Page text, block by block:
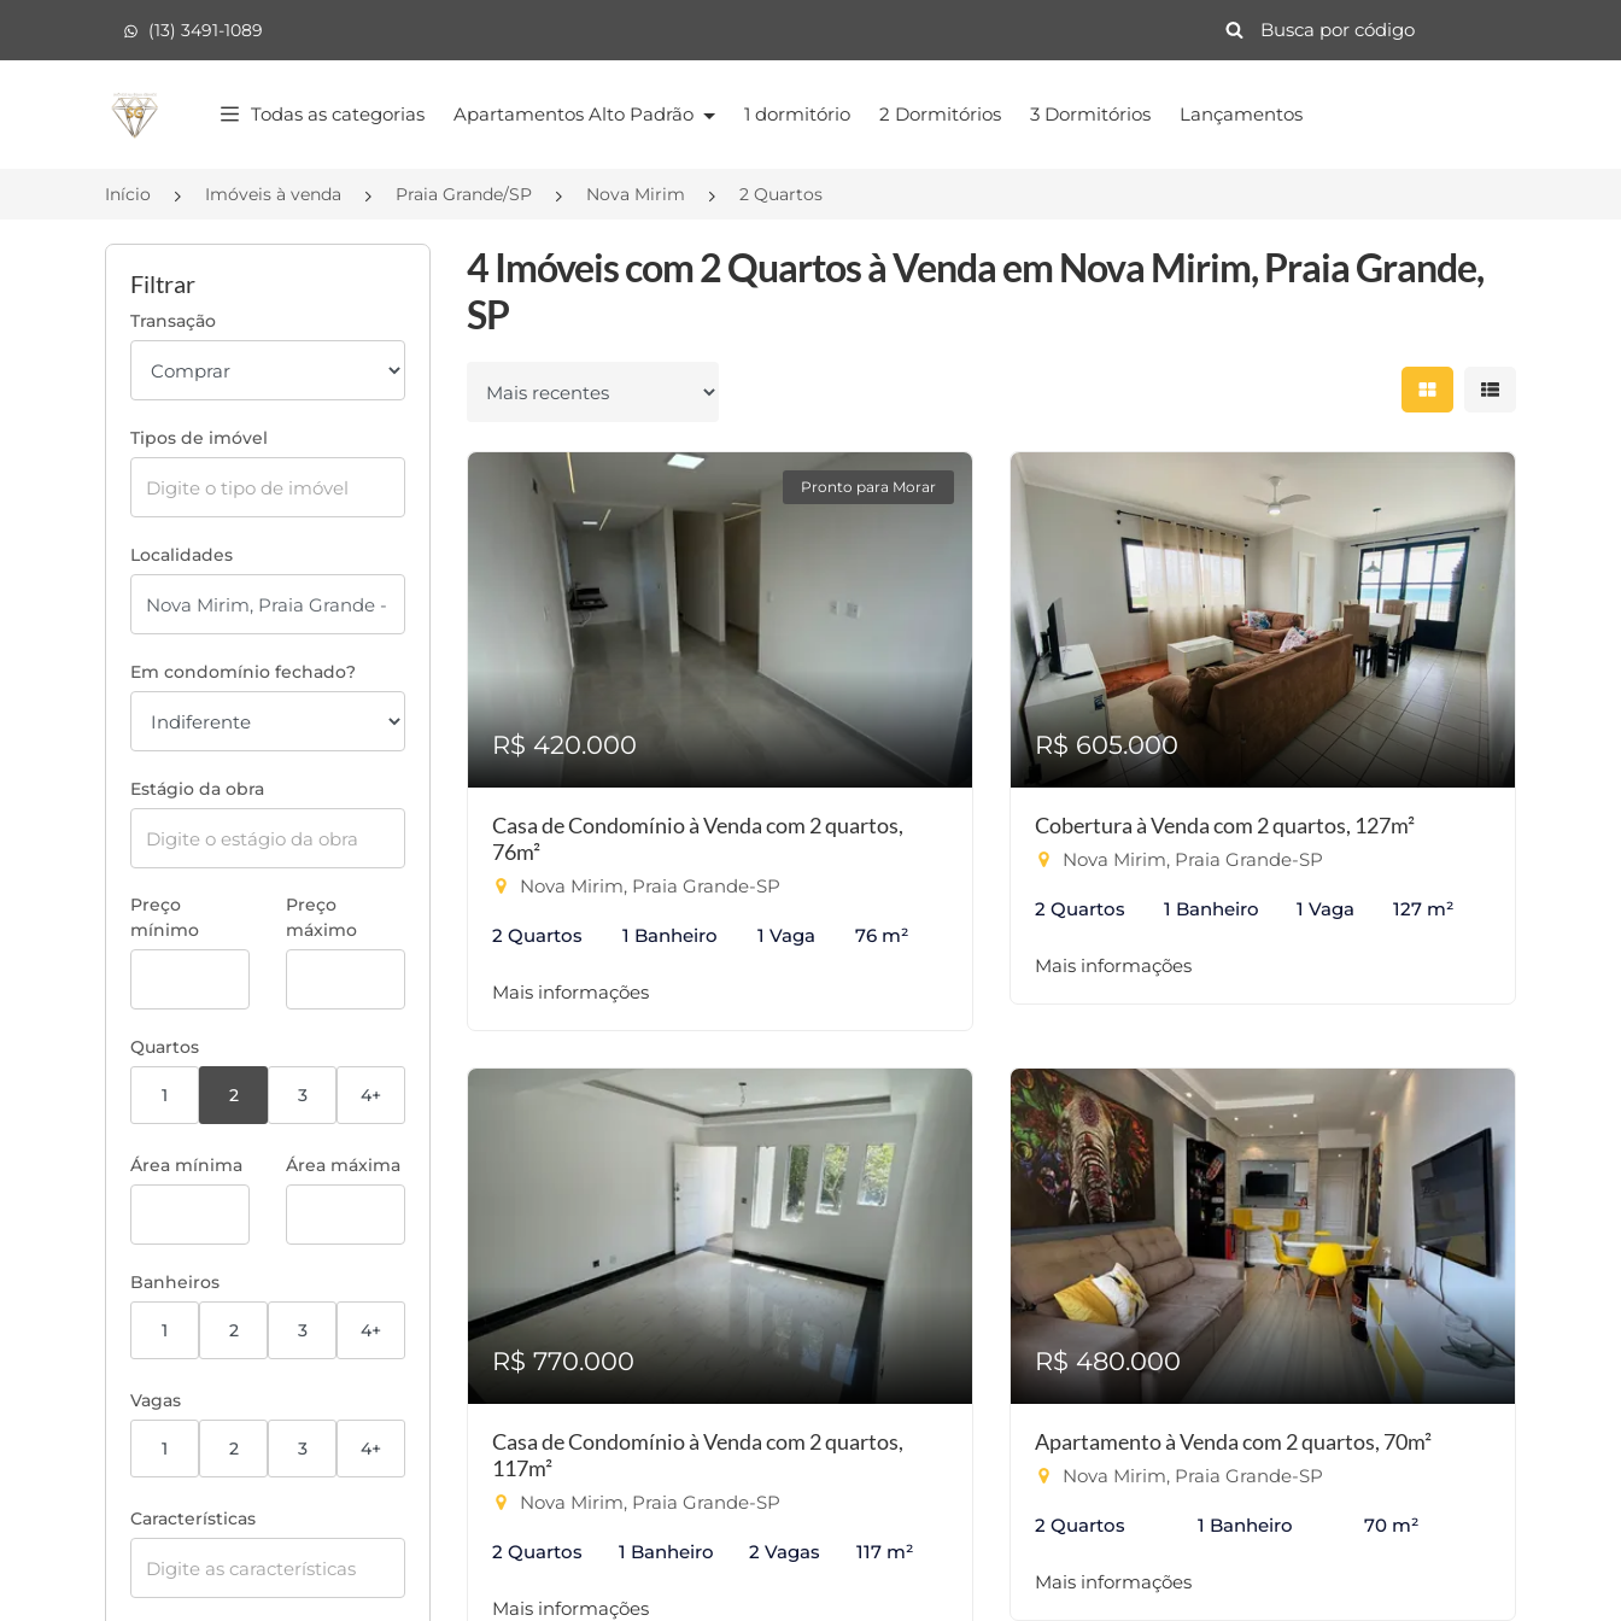
(13) 3491-1089
Página inicial
Todas as categorias Apartamentos Alto Padrão 1 dormitório 2 Dormitórios 3 Dormitórios Lançamentos
Início Imóveis à venda Praia Grande/SP Nova Mirim 2 Quartos
Filtrar
Transação
Tipos de imóvel
Localidades
Em condomínio fechado?
Estágio da obra
Preço
mínimo
Preço
máximo
Quartos
1 2 3 4+
Área mínima Área máxima
Banheiros
1 2 3 4+
Vagas
1 2 3 4+
Características
4 Imóveis com 2 Quartos à Venda em Nova Mirim, Praia Grande,
SP
Ordenar por Mostrar resultados
Mostrar
Pronto para Morar
R$ 420.000
Casa de Condomínio à Venda com 2 quartos,
76m²
Nova Mirim, Praia Grande-SP
2 Quartos 1 Banheiro 1 Vaga 76 m²
Mais informações
R$ 605.000
Cobertura à Venda com 2 quartos, 127m²
Nova Mirim, Praia Grande-SP
2 Quartos 1 Banheiro 1 Vaga 127 m²
Mais informações
R$ 770.000
Casa de Condomínio à Venda com 2 quartos,
117m²
Nova Mirim, Praia Grande-SP
2 Quartos 1 Banheiro 2 Vagas 117 m²
Mais informações
R$ 480.000
Apartamento à Venda com 2 quartos, 70m²
Nova Mirim, Praia Grande-SP
2 Quartos 1 Banheiro 70 m²
Mais informações